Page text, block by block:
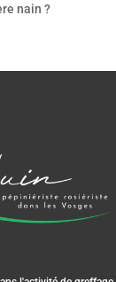
nain ?